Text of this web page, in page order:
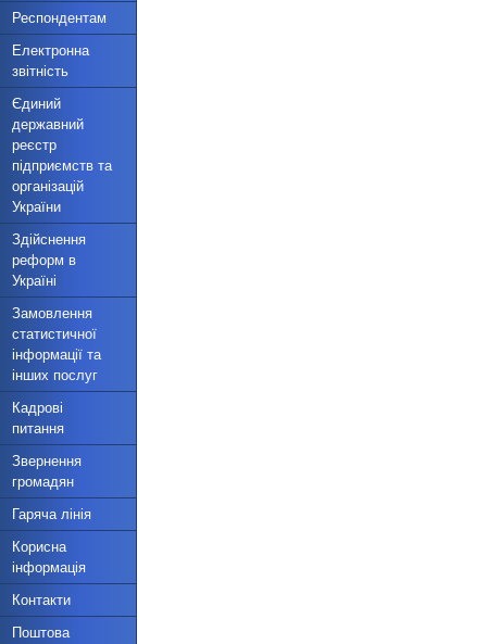
Респондентам
Електронна
звітність
Єдиний
державний
реєстр
підприємств та
організацій
України
Здійснення
реформ в
Україні
Замовлення
статистичної
інформації та
інших послуг
Кадрові
питання
Звернення
громадян
Гаряча лінія
Корисна
інформація
Контакти
Поштова